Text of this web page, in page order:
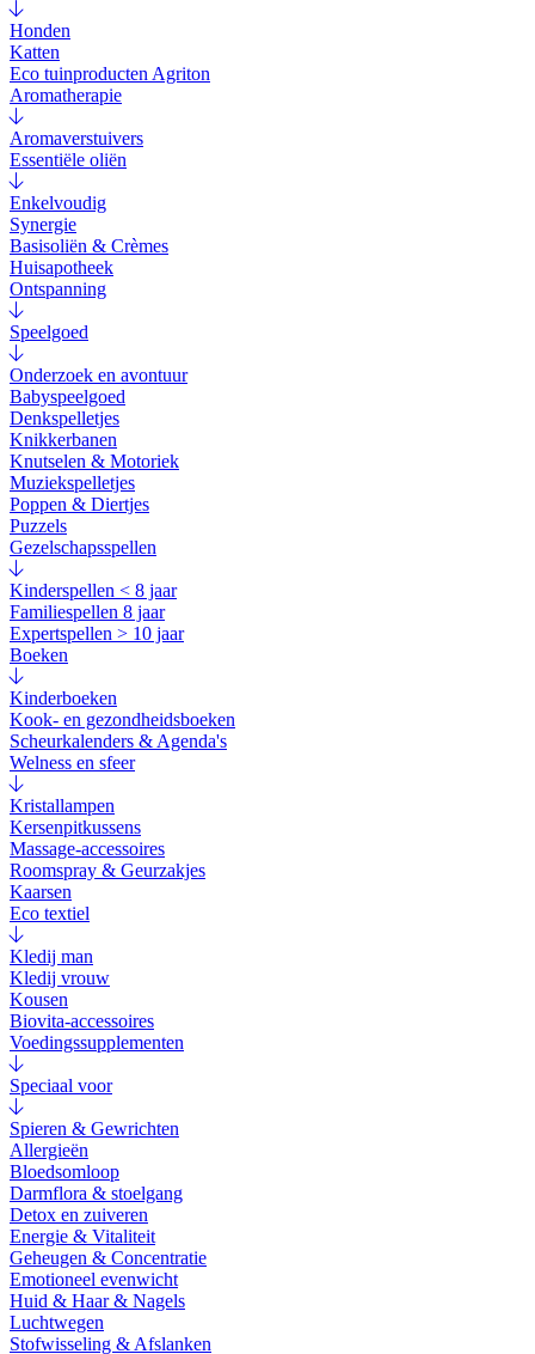
Honden
Katten
Eco tuinproducten Agriton
Aromatherapie
Aromaverstuivers
Essentiële oliën
Enkelvoudig
Synergie
Basisoliën & Crèmes
Huisapotheek
Ontspanning
Speelgoed
Onderzoek en avontuur
Babyspeelgoed
Denkspelletjes
Knikkerbanen
Knutselen & Motoriek
Muziekspelletjes
Poppen & Diertjes
Puzzels
Gezelschapsspellen
Kinderspellen < 8 jaar
Familiespellen 8 jaar
Expertspellen > 10 jaar
Boeken
Kinderboeken
Kook- en gezondheidsboeken
Scheurkalenders & Agenda's
Welness en sfeer
Kristallampen
Kersenpitkussens
Massage-accessoires
Roomspray & Geurzakjes
Kaarsen
Eco textiel
Kledij man
Kledij vrouw
Kousen
Biovita-accessoires
Voedingssupplementen
Speciaal voor
Spieren & Gewrichten
Allergieën
Bloedsomloop
Darmflora & stoelgang
Detox en zuiveren
Energie & Vitaliteit
Geheugen & Concentratie
Emotioneel evenwicht
Huid & Haar & Nagels
Luchtwegen
Stofwisseling & Afslanken